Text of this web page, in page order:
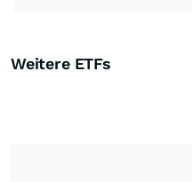
Weitere ETFs